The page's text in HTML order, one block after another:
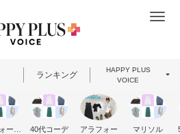
ランキング
HAPPY PLUS
VOICE
40代コーデ アラフォー マリソル